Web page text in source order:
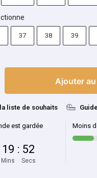
37 38 39
Ajouter
liste de souhaits
est gardée
19
Mins
: 51
Secs
Moins